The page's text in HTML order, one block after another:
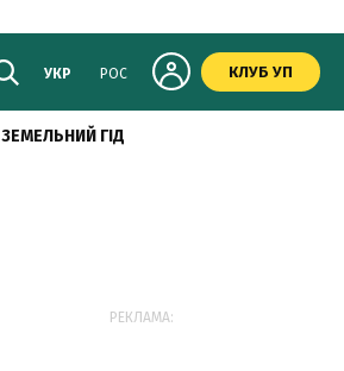
УКР РОС КЛУБ УП
ЗЕМЕЛЬНИЙ ГІД
РЕКЛАМА: